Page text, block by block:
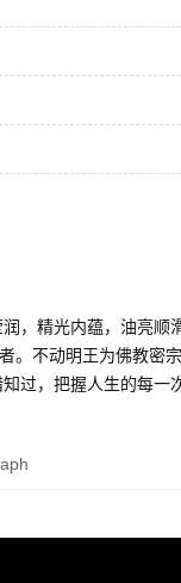
，精光内蕴，油亮顺
。不动明王为佛教
过，把握人生的每一